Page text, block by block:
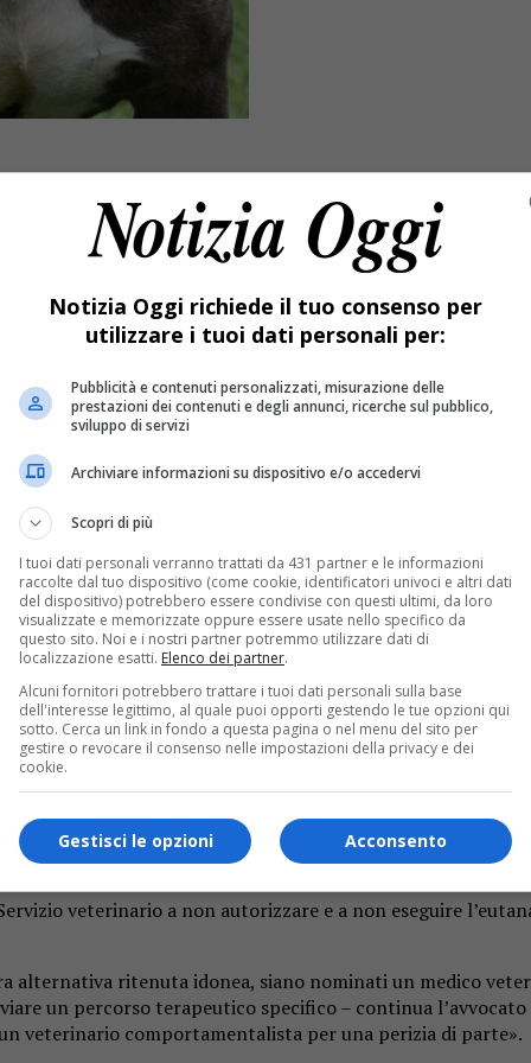
vorrebbe sopprire il cane ritenendolo
diffida Comune
un pitbull di quattro anni ritenuto pericoloso. Ma
di non procedere alla soppressione dell’animale. Un
nei confronti dell’ormai ex proprietario e non si conosce
responsabile dell’ufficio legale Oipa -. Dalla
privi di supporto probatorio. In sostanza, dalla
l’eutanasia. Non solo: ci risulta che la procedura
da un pitbull
veterinario a non autorizzare e a non eseguire
alternativa ritenuta idonea, siano nominati un medico
un percorso terapeutico specifico – continua l’avvocato
veterinario comportamentalista per una perizia di parte».
Notizia Oggi richiede il tuo consenso per
utilizzare i tuoi dati personali per:
Pubblicità e contenuti personalizzati, misurazione delle
prestazioni dei contenuti e degli annunci, ricerche sul pubblico,
sviluppo di servizi
Archiviare informazioni su dispositivo e/o accedervi
Scopri di più
I tuoi dati personali verranno trattati da 431 partner e le informazioni
raccolte dal tuo dispositivo (come cookie, identificatori univoci e altri dati
del dispositivo) potrebbero essere condivise con questi ultimi, da loro
visualizzate e memorizzate oppure essere usate nello specifico da
questo sito. Noi e i nostri partner potremmo utilizzare dati di
localizzazione esatti. Elenco dei partner.
Alcuni fornitori potrebbero trattare i tuoi dati personali sulla base
dell'interesse legittimo, al quale puoi opporti gestendo le tue opzioni qui
sotto. Cerca un link in fondo a questa pagina o nel menu del sito per
gestire o revocare il consenso nelle impostazioni della privacy e dei
cookie.
Acconsento
Gestisci le opzioni